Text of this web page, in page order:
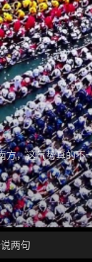
方，这气势真的不
两句